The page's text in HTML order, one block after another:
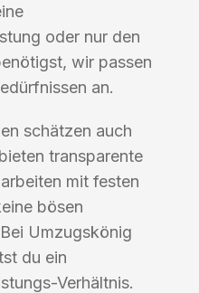
oder nur den
wir passen
an.
schätzen auch
transparente
mit festen
bösen
Umzugskönig
du ein
Verhältnis.